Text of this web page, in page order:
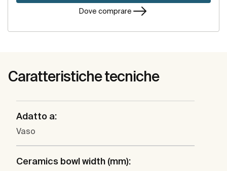
Dove comprare
Caratteristiche tecniche
Adatto a:
Vaso
Ceramics bowl width (mm):